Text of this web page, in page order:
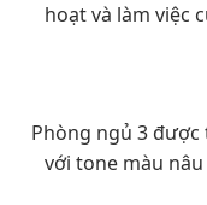
hoạt và làm việc
Phòng ngủ 3
với tone màu